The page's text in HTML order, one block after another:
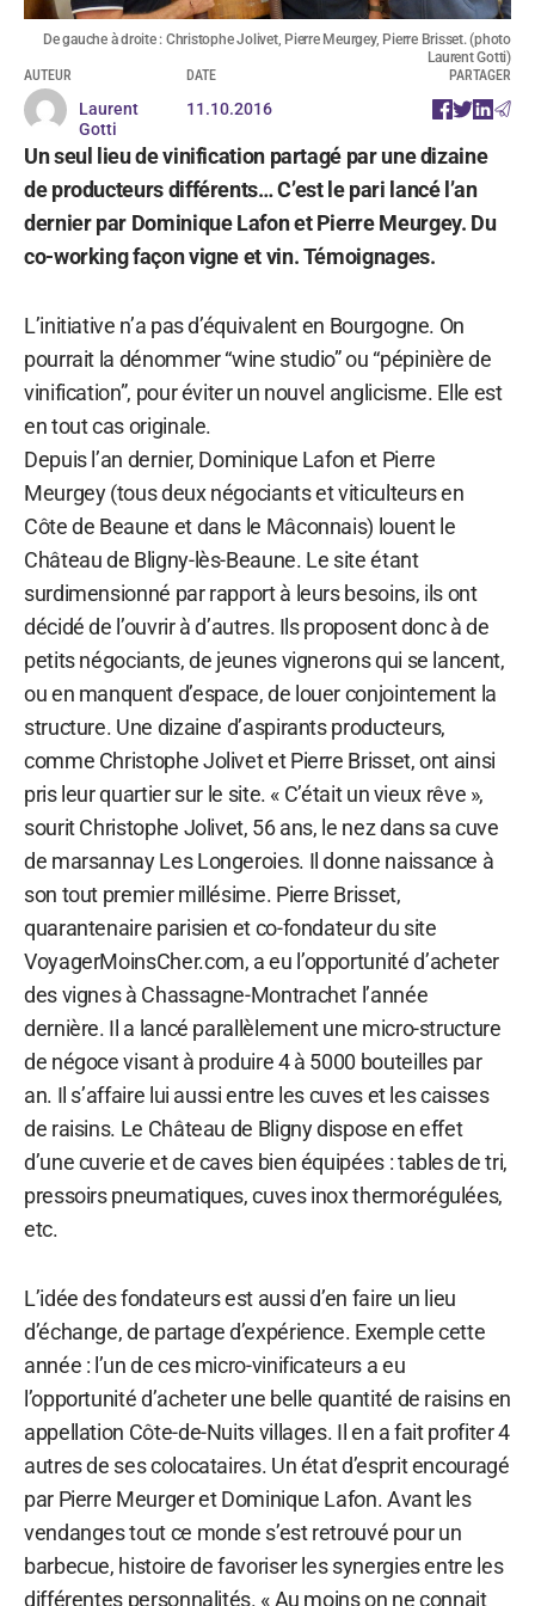
De gauche à droite : Christophe Jolivet, Pierre Meurgey, Pierre Brisset. (photo
Laurent Gotti)
AUTEUR
Laurent
Gotti
DATE
11.10.2016
PARTAGER
Un seul lieu de vinification partagé par une dizaine
de producteurs différents… C’est le pari lancé l’an
dernier par Dominique Lafon et Pierre Meurgey. Du
co-working façon vigne et vin. Témoignages.
L’initiative n’a pas d’équivalent en Bourgogne. On
pourrait la dénommer “wine studio” ou “pépinière de
vinification”, pour éviter un nouvel anglicisme. Elle est
en tout cas originale.
Depuis l’an dernier, Dominique Lafon et Pierre
Meurgey (tous deux négociants et viticulteurs en
Côte de Beaune et dans le Mâconnais) louent le
Château de Bligny-lès-Beaune. Le site étant
surdimensionné par rapport à leurs besoins, ils ont
décidé de l’ouvrir à d’autres. Ils proposent donc à de
petits négociants, de jeunes vignerons qui se lancent,
ou en manquent d’espace, de louer conjointement la
structure. Une dizaine d’aspirants producteurs,
comme Christophe Jolivet et Pierre Brisset, ont ainsi
pris leur quartier sur le site. « C’était un vieux rêve »,
sourit Christophe Jolivet, 56 ans, le nez dans sa cuve
de marsannay Les Longeroies. Il donne naissance à
son tout premier millésime. Pierre Brisset,
quarantenaire parisien et co-fondateur du site
VoyagerMoinsCher.com, a eu l’opportunité d’acheter
des vignes à Chassagne-Montrachet l’année
dernière. Il a lancé parallèlement une micro-structure
de négoce visant à produire 4 à 5000 bouteilles par
an. Il s’affaire lui aussi entre les cuves et les caisses
de raisins. Le Château de Bligny dispose en effet
d’une cuverie et de caves bien équipées : tables de tri,
pressoirs pneumatiques, cuves inox thermorégulées,
etc.
L’idée des fondateurs est aussi d’en faire un lieu
d’échange, de partage d’expérience. Exemple cette
année : l’un de ces micro-vinificateurs a eu
l’opportunité d’acheter une belle quantité de raisins en
appellation Côte-de-Nuits villages. Il en a fait profiter 4
autres de ses colocataires. Un état d’esprit encouragé
par Pierre Meurger et Dominique Lafon. Avant les
vendanges tout ce monde s’est retrouvé pour un
barbecue, histoire de favoriser les synergies entre les
différentes personnalités. « Au moins on ne connait